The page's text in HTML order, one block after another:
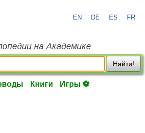
EN DE ES FR
на Академике
Найти!
Книги Игры ⚽